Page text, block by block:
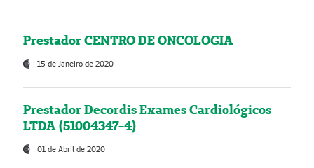
Prestador CENTRO DE ONCOLOGIA
15 de Janeiro de 2020
Prestador Decordis Exames Cardiológicos
LTDA (51004347-4)
01 de Abril de 2020